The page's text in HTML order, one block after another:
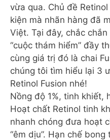
vừa qua. Chủ đề
kiện mà nhãn hàng đã
Việt. Tại đây, chắc
“cuộc thám hiểm” đầy
cùng giá trị đó là chai
chúng tôi tìm hiểu lại 3
Retinol Fusion nhé!
Nồng độ 1%, tinh khiết,
Hoạt chất Retinol tinh
nhanh chóng đưa hoạt
“êm dịu”. Hạn chế